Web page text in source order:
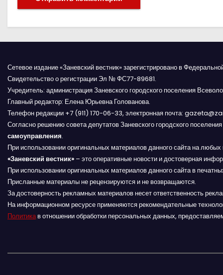
Сетевое издание «Заневский вестник» зарегистрировано в
Свидетельство о регистрации Эл № ФС77-89681.
Учредитель: администрация Заневского городского поселения
Главный редактор: Елена Юрьевна Голованова.
Телефон редакции +7 (911) 170-06-33, электронная почта:
Согласно решению совета депутатов Заневского городского поселения
самоуправления.
При использовании оригинальных материалов данного сайта на
«Заневский вестник» – это оперативные новости и достоверная
При использовании оригинальных материалов данного сайта в
Присланные материалы не рецензируются и не возвращаются.
За достоверность рекламных материалов несет ответственность
На информационном ресурсе применяются рекомендательные
Политикав отношении обработки персональных данных,